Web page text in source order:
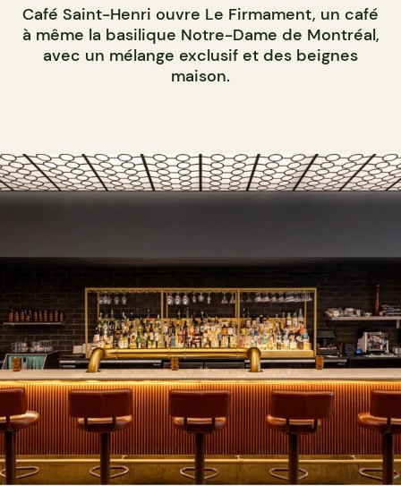
Café Saint-Henri ouvre Le Firmament, un café
à même la basilique Notre-Dame de Montréal,
avec un mélange exclusif et des beignes
maison.